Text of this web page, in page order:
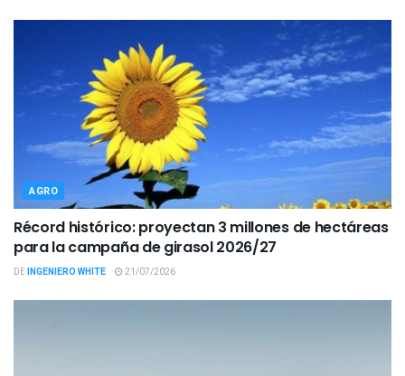
AGRO
Récord histórico: proyectan 3 millones de hectáreas
para la campaña de girasol 2026/27
DEINGENIERO WHITE 21/07/2026